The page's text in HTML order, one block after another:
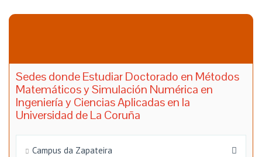
Sedes donde Estudiar Doctorado en Métodos
Matemáticos y Simulación Numérica en
Ingeniería y Ciencias Aplicadas en la
Universidad de La Coruña
Campus da Zapateira